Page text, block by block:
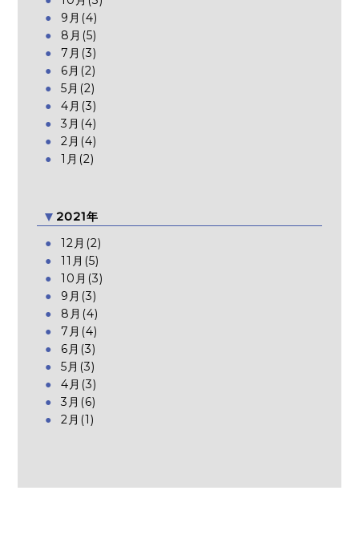
9月(4)
8月(5)
7月(3)
6月(2)
5月(2)
4月(3)
3月(4)
2月(4)
1月(2)
2021年
12月(2)
11月(5)
10月(3)
9月(3)
8月(4)
7月(4)
6月(3)
5月(3)
4月(3)
3月(6)
2月(1)